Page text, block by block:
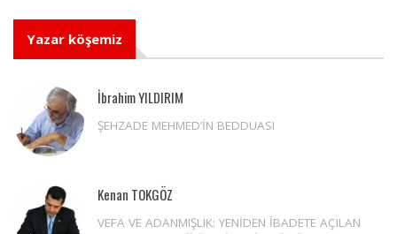
Yazar köşemiz
İbrahim YILDIRIM
ŞEHZADE MEHMED’İN BEDDUASI
Kenan TOKGÖZ
VEFA VE ADANMIŞLIK: YENİDEN İBADETE AÇILAN